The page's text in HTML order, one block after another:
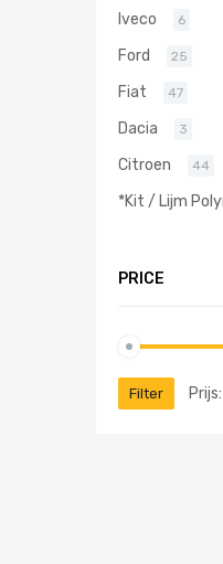
Iveco 6
Ford 25
Fiat 47
Dacia 3
Citroen 44
*Kit / Lijm
PRICE
Filter Prijs: